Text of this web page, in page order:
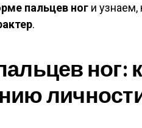
пальцев ног и узнаем,
.
ног: